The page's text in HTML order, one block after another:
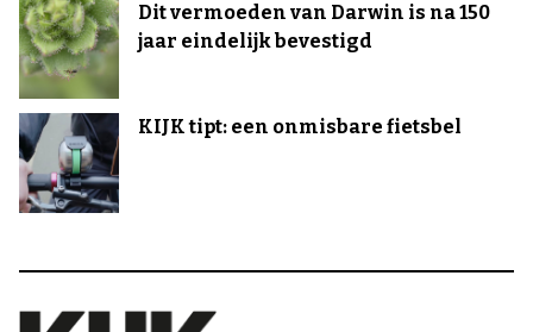
Dit vermoeden van Darwin is na 150
jaar eindelijk bevestigd
KIJK tipt: een onmisbare fietsbel